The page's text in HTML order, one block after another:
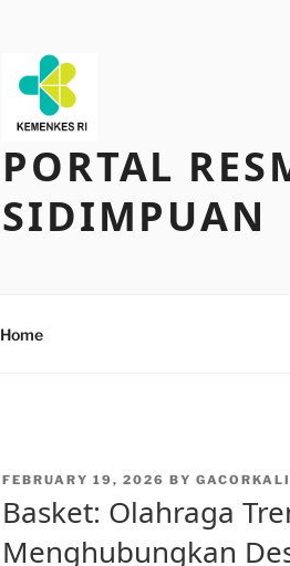
PORTAL
SIDIMPUAN
Home
POSTED
FEBRUARY 19, 2026 BY GACORKALI
Basket: Olahraga
Menghubungkan